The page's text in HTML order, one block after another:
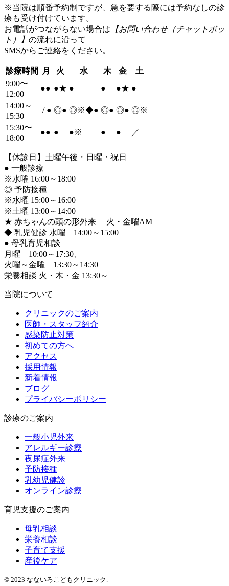
※当院は順番予約制ですが、急を要する際には予約なしの診
療も受け付けています。
お電話がつながらない場合は 【お問い合わせ（チャットボッ
ト）】 の流れに沿って
SMSからご連絡をください。
診療時間 月 火 水 木 金
土
9:00〜
12:00
●● ●★ ● ● ●★ ●
14:00～
15:30
/ ● ◎● ◎※◆● ◎● ◎● ◎※
15:30〜
18:00
●● ● ●※ ● ● ／
【休診日】土曜午後・日曜・祝日
● 一般診療
※水曜 16:00～18:00
◎ 予防接種
※水曜 15:00～16:00
※土曜 13:00～14:00
★ 赤ちゃんの頭の形外来 火・金曜AM
◆ 乳児健診 水曜 14:00～15:00
● 母乳育児相談
月曜 10:00～17:30、
火曜～金曜 13:30～14:30
栄養相談 火・木・金 13:30～
当院について
クリニックのご案内
医師・スタッフ紹介
感染防止対策
初めての方へ
アクセス
採用情報
新着情報
ブログ
プライバシーポリシー
診療のご案内
一般小児外来
アレルギー診療
夜尿症外来
予防接種
乳幼児健診
オンライン診療
育児支援のご案内
母乳相談
栄養相談
子育て支援
産後ケア
© 2023 なないろこどもクリニック.